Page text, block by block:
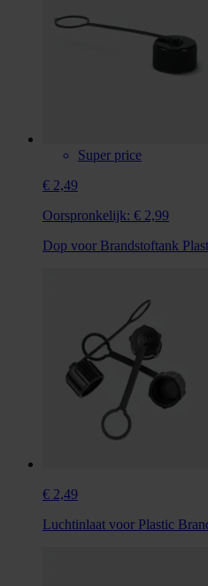
Super price
€ 2,49
Oorspronkelijk: € 2,99
Dop voor Brandstoftank
€ 2,49
Luchtinlaat voor Plastic